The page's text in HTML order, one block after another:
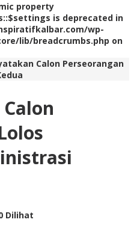
property
is deprecated in
wp-
lib/breadcrumbs.php on
Calon Perseorangan
Dilihat